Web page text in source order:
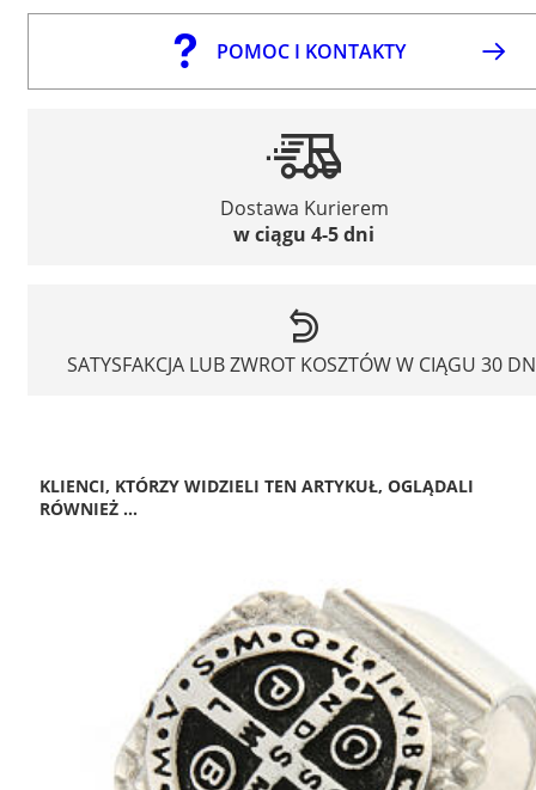
POMOC I KONTAKTY
Dostawa Kurierem
w ciągu 4-5 dni
SATYSFAKCJA LUB ZWROT KOSZTÓW W CIĄGU 30
KLIENCI, KTÓRZY WIDZIELI TEN ARTYKUŁ, OGLĄDALI
RÓWNIEŻ ...